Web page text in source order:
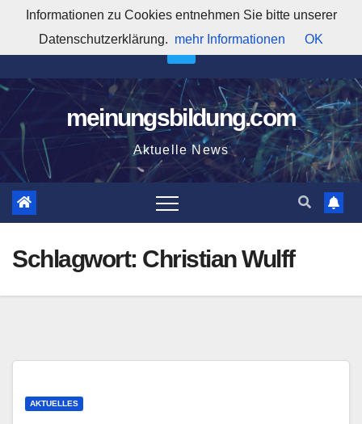
springen
8:12:16 AM
meinungsbildung.com
Aktuelle News
Schlagwort: Christian Wulff
AKTUELLES
Informationen zu Cookies entnehmen Sie bitte unserer
Datenschutzerklärung. mehr Informationen OK